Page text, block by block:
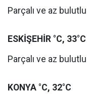
Parçalı ve az bulutlu
ESKİŞEHİR °C, 33°C
Parçalı ve az bulutlu
KONYA °C, 32°C